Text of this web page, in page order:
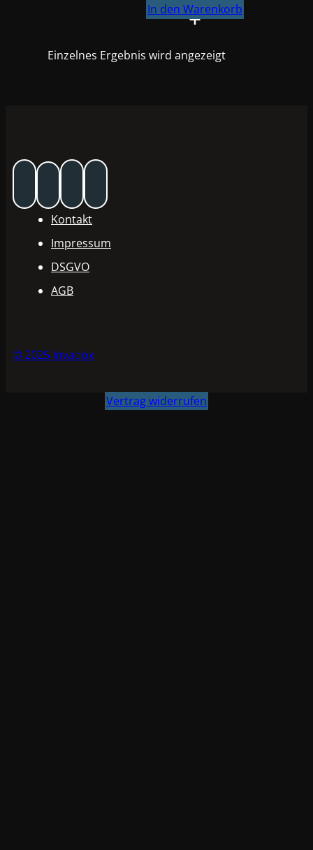
Standofleet,
Tiefblau
3,5L
In den Warenkorb
Einzelnes Ergebnis wird angezeigt
Kontakt
Impressum
DSGVO
AGB
© 2025 Invadox
Vertrag widerrufen